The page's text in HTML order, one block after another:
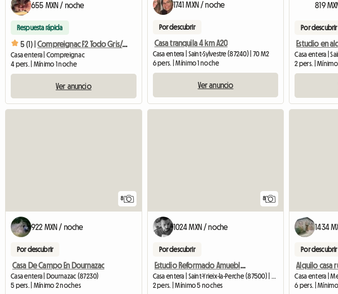
655 MXN / noche
Respuesta rápida
5 (1) | Compreignac F2 Todo Gris/malva Amueblado Equipado Con Terrass
Casa entera | Compreignac
4 pers. | Mínimo 1 noche
Ver anuncio
1741 MXN / noche
Por descubrir
Casa tranquila 4 km A20
Casa entera | Saint-Sylvestre (87240) | 70 M2
6 pers. | Mínimo 1 noche
Ver anuncio
819
Por descubrir
Casa entera |
2 pers. |
8
922 MXN / noche
Por descubrir
Casa De Campo En Dournazac
Casa entera | Dournazac (87230)
5 pers. | Mínimo 2 noches
8
1024 MXN / noche
Por descubrir
Estudio Reformado Amueblado Con Jardín
Casa entera | Saint-Yrieix-la-Perche (87500) | 20 M2
2 pers. | Mínimo 5 noches
1434
Por descubrir
Casa entera |
6 pers. |